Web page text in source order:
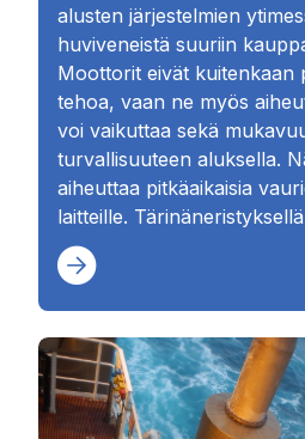
alusten järjestelmien
huviveneistä suuriin
Moottorit eivät kuitenkaan
tehoa, vaan ne myös
voi vaikuttaa sekä
turvallisuuteen aluksella.
aiheuttaa pitkäaikaisia
laitteille.